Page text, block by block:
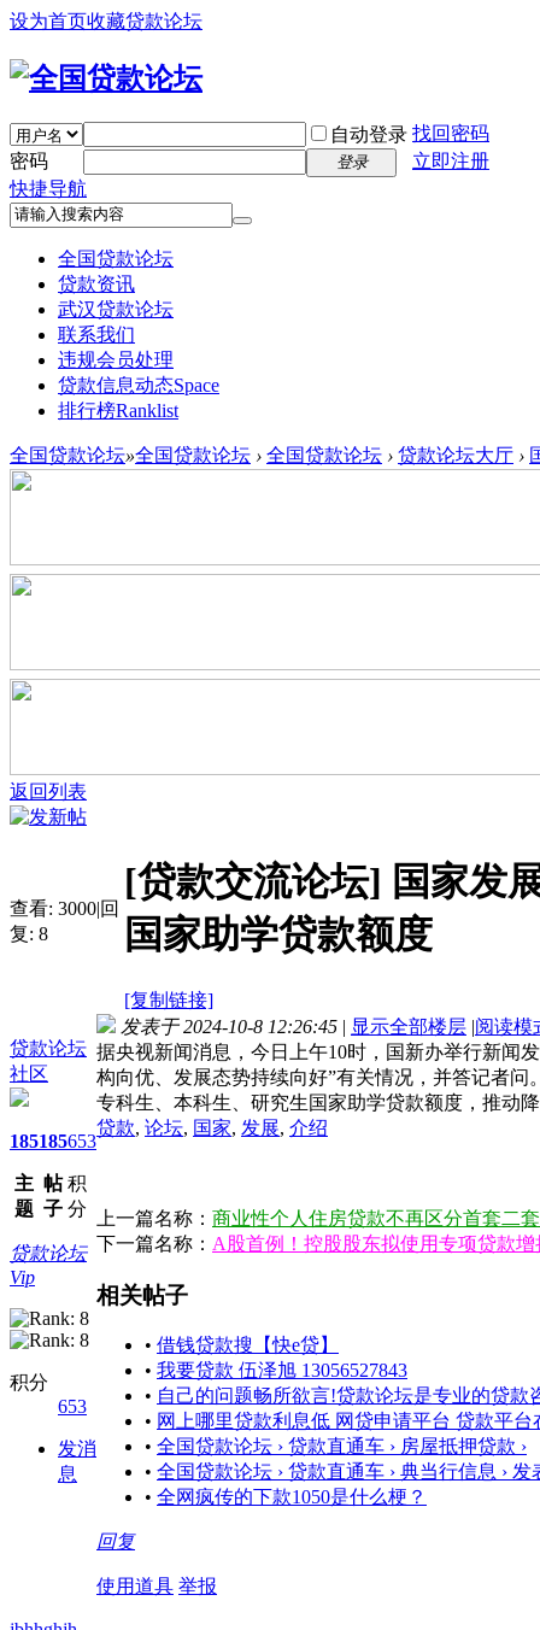
设为首页收藏贷款论坛
自动登录 找回密码
密码
登录
立即注册
快捷导航
全国贷款论坛
贷款资讯
武汉贷款论坛
联系我们
违规会员处理
贷款信息动态Space
排行榜Ranklist
全国贷款论坛»全国贷款论坛 › 全国贷款论坛 › 贷款论坛大厅 ›
返回列表
查看: 3000|回
复: 8
[贷款交流论坛] 国家发
国家助学贷款额度
[复制链接]
贷款论坛
社区
185
主
题
185
帖
子
653
积
分
贷款论坛
Vip
积分
653
发消
息
发表于 2024-10-8 12:26:45 | 显示全部楼层 |阅读模
据央视新闻消息，今日上午10时，国新办举行新闻
构向优、发展态势持续向好”有关情况，并答记者
专科生、本科生、研究生国家助学贷款额度，推动
贷款, 论坛, 国家, 发展, 介绍
上一篇名称： 商业性个人住房贷款不再区分首套二套
下一篇名称： A股首例！控股股东拟使用专项贷款增
相关帖子
• 借钱贷款搜【快e贷】
• 我要贷款 伍泽旭 13056527843
• 自己的问题畅所欲言!贷款论坛是专业的贷款
• 网上哪里贷款利息低 网贷申请平台 贷款平台
• 全国贷款论坛 › 贷款直通车 › 房屋抵押贷款 ›
• 全国贷款论坛 › 贷款直通车 › 典当行信息 ›
• 全网疯传的下款1050是什么梗？
回复
使用道具 举报